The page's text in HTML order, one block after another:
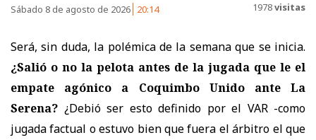
Sábado 8 de agosto de 2026 20:14 1978visitas
Será, sin duda, la polémica de la semana que se inicia.
¿Salió o no la pelota antes de la jugada que le el
empate agónico a Coquimbo Unido ante La
Serena? ¿Debió ser esto definido por el VAR -como
jugada factual o estuvo bien que fuera el árbitro el que